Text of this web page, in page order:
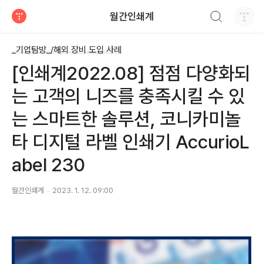
월간인쇄계
_기업탐방_/해외 장비 도입 사례
[인쇄계2022.08] 점점 다양화되
는 고객의 니즈를 충족시킬 수 있
는 스마트한 솔루션, 코니카미놀
타 디지털 라벨 인쇄기 AccurioL
abel 230
월간인쇄계 2023. 1. 12. 09:00